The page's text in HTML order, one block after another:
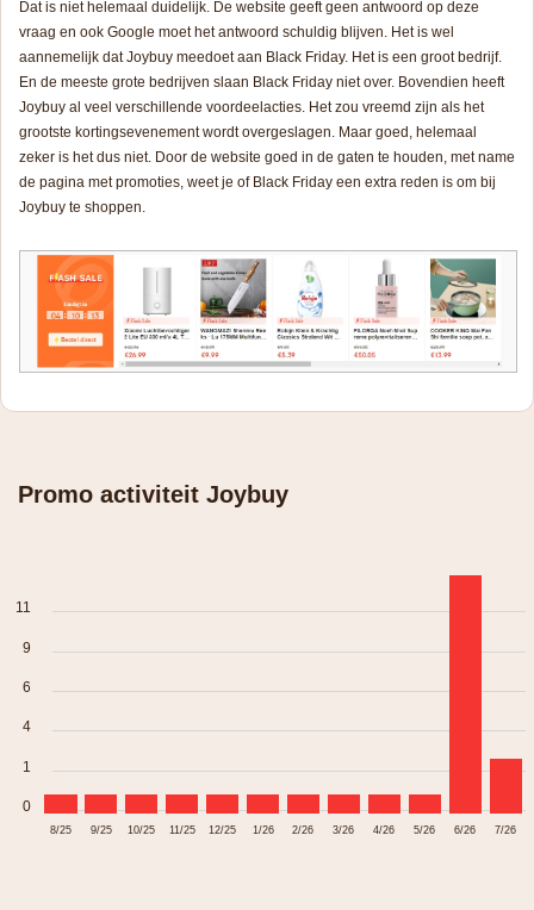
Dat is niet helemaal duidelijk. De website geeft geen antwoord op deze
vraag en ook Google moet het antwoord schuldig blijven. Het is wel
aannemelijk dat Joybuy meedoet aan Black Friday. Het is een groot bedrijf.
En de meeste grote bedrijven slaan Black Friday niet over. Bovendien heeft
Joybuy al veel verschillende voordeelacties. Het zou vreemd zijn als het
grootste kortingsevenement wordt overgeslagen. Maar goed, helemaal
zeker is het dus niet. Door de website goed in de gaten te houden, met name
de pagina met promoties, weet je of Black Friday een extra reden is om bij
Joybuy te shoppen.
Promo activiteit Joybuy
11
9
6
4
1
0
8/25 9/25 10/25 11/25 12/25 1/26 2/26 3/26 4/26 5/26 6/26 7/26